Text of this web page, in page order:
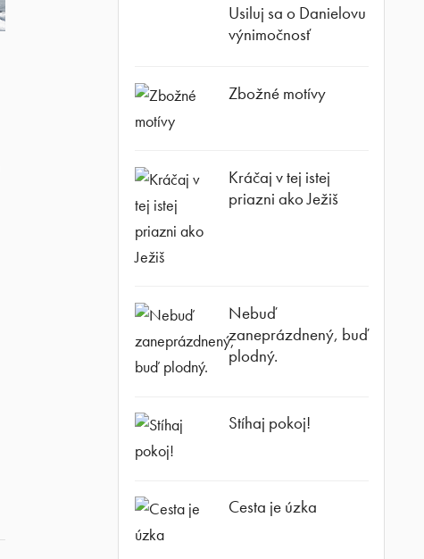
Usiluj sa o Danielovu
výnimočnosť
Zbožné motívy
Kráčaj v tej istej
priazni ako Ježiš
Nebuď
zaneprázdnený, buď
plodný.
Stíhaj pokoj!
Cesta je úzka